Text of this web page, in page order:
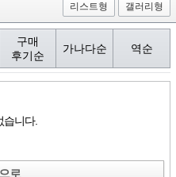
리스트형 갤러리형
구매
후기순
가나다순 역순
습니다.
로